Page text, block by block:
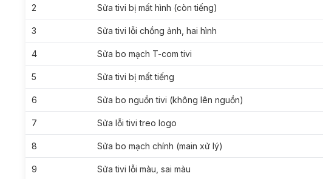
2 Sửa tivi bị mất hình (còn tiếng)
3 Sửa tivi lỗi chồng ảnh, hai hình
4 Sửa bo mạch T-com tivi
5 Sửa tivi bị mất tiếng
6 Sửa bo nguồn tivi (không lên nguồn)
7 Sửa lỗi tivi treo logo
8 Sửa bo mạch chính (main xử lý)
9 Sửa tivi lỗi màu, sai màu